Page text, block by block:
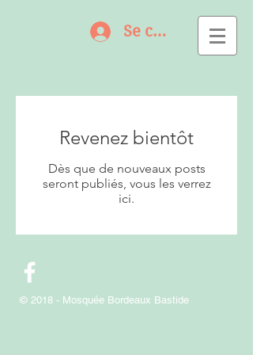
Se connecter
Revenez bientôt
Dès que de nouveaux posts
seront publiés, vous les verrez
ici.
© 2018 - Mosquée Bordeaux Bastide